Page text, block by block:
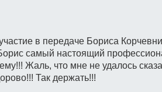
в передаче Бориса
самый настоящий
Жаль, что мне не удалось
Так держать!!!